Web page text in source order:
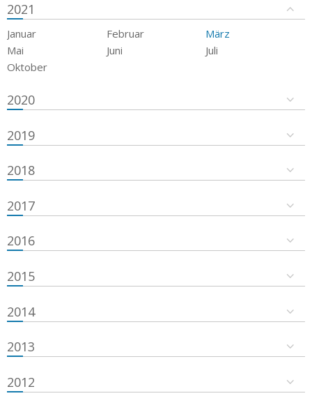
2021
Januar Februar
März
Mai
Juni
Juli
Oktober
2020
2019
2018
2017
2016
2015
2014
2013
2012